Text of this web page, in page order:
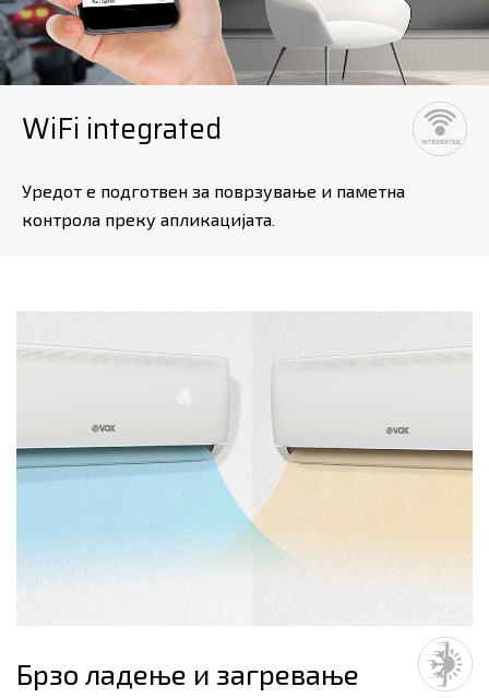
WiFi integrated
Уредот е подготвен за поврзување и паметна
контрола преку апликацијата.
Брзо ладење и загревање